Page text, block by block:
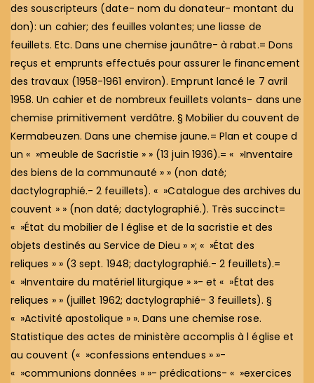
des souscripteurs (date- nom du donateur- montant du
don): un cahier; des feuilles volantes; une liasse de
feuillets. Etc. Dans une chemise jaunâtre- à rabat.= Dons
reçus et emprunts effectués pour assurer le financement
des travaux (1958-1961 environ). Emprunt lancé le 7 avril
1958. Un cahier et de nombreux feuillets volants- dans une
chemise primitivement verdâtre. § Mobilier du couvent de
Kermabeuzen. Dans une chemise jaune.= Plan et coupe d
un « »meuble de Sacristie » » (13 juin 1936).= « »Inventaire
des biens de la communauté » » (non daté;
dactylographié.- 2 feuillets). « »Catalogue des archives du
couvent » » (non daté; dactylographié.). Très succinct=
« »État du mobilier de l église et de la sacristie et des
objets destinés au Service de Dieu » »; « »État des
reliques » » (3 sept. 1948; dactylographié.- 2 feuillets).=
« »Inventaire du matériel liturgique » »- et « »État des
reliques » » (juillet 1962; dactylographié- 3 feuillets). §
« »Activité apostolique » ». Dans une chemise rose.
Statistique des actes de ministère accomplis à l église et
au couvent (« »confessions entendues » »-
« »communions données » »- prédications- « »exercices